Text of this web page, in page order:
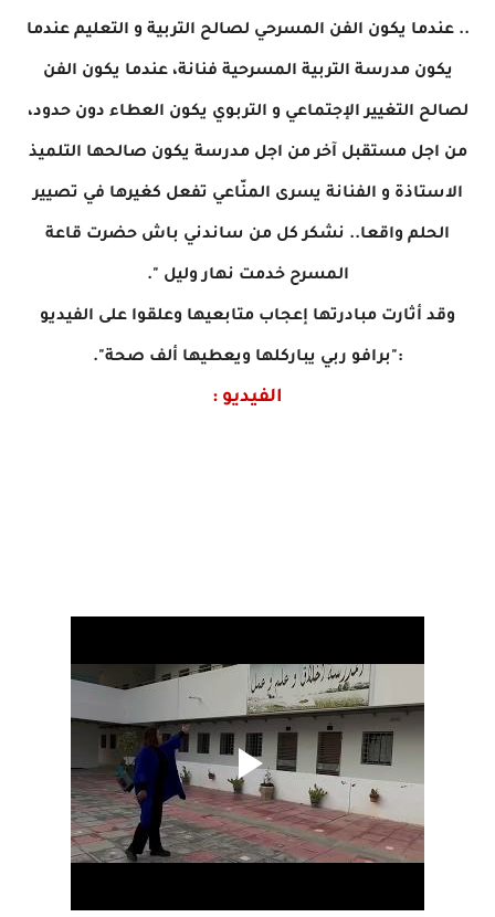
.. عندما يكون الفن المسرحي لصالح التربية و التعليم عندما
يكون مدرسة التربية المسرحية فنانة، عندما يكون الفن
لصالح التغيير الإجتماعي و التربوي يكون العطاء دون حدود،
من اجل مستقبل آخر من اجل مدرسة يكون صالحها التلميذ
الاستاذة و الفنانة يسرى المنّاعي تفعل كغيرها في تصيير
الحلم واقعا.. نشكر كل من ساندني باش حضرت قاعة
المسرح خدمت نهار وليل ".
وقد أثارت مبادرتها إعجاب متابعيها وعلقوا على الفيديو
:"برافو ربي يباركلها ويعطيها ألف صحة".
الفيديو :